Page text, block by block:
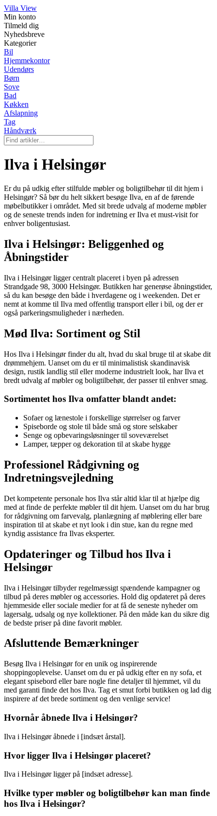
Villa View
Min konto
Tilmeld dig
Nyhedsbreve
Kategorier
Bil
Hjemmekontor
Udendørs
Børn
Sove
Bad
Køkken
Afslapning
Tag
Håndværk
Ilva i Helsingør
Er du på udkig efter stilfulde møbler og boligtilbehør til dit hjem i
Helsingør? Så bør du helt sikkert besøge Ilva, en af de førende
møbelbutikker i området. Med sit brede udvalg af moderne møbler
og de seneste trends inden for indretning er Ilva et must-visit for
enhver boligentusiast.
Ilva i Helsingør: Beliggenhed og
Åbningstider
Ilva i Helsingør ligger centralt placeret i byen på adressen
Strandgade 98, 3000 Helsingør. Butikken har generøse åbningstider,
så du kan besøge den både i hverdagene og i weekenden. Det er
nemt at komme til Ilva med offentlig transport eller i bil, og der er
også parkeringsmuligheder i nærheden.
Mød Ilva: Sortiment og Stil
Hos Ilva i Helsingør finder du alt, hvad du skal bruge til at skabe dit
drømmehjem. Uanset om du er til minimalistisk skandinavisk
design, rustik landlig stil eller moderne industrielt look, har Ilva et
bredt udvalg af møbler og boligtilbehør, der passer til enhver smag.
Sortimentet hos Ilva omfatter blandt andet:
Sofaer og lænestole i forskellige størrelser og farver
Spiseborde og stole til både små og store selskaber
Senge og opbevaringsløsninger til soveværelset
Lamper, tæpper og dekoration til at skabe hygge
Professionel Rådgivning og
Indretningsvejledning
Det kompetente personale hos Ilva står altid klar til at hjælpe dig
med at finde de perfekte møbler til dit hjem. Uanset om du har brug
for rådgivning om farvevalg, planlægning af møblering eller bare
inspiration til at skabe et nyt look i din stue, kan du regne med
kyndig assistance fra Ilvas eksperter.
Opdateringer og Tilbud hos Ilva i
Helsingør
Ilva i Helsingør tilbyder regelmæssigt spændende kampagner og
tilbud på deres møbler og accessories. Hold dig opdateret på deres
hjemmeside eller sociale medier for at få de seneste nyheder om
lagersalg, udsalg og nye kollektioner. På den måde kan du sikre dig
de bedste priser på dine favorit møbler.
Afsluttende Bemærkninger
Besøg Ilva i Helsingør for en unik og inspirerende
shoppingoplevelse. Uanset om du er på udkig efter en ny sofa, et
elegant spisebord eller bare nogle fine detaljer til hjemmet, vil du
med garanti finde det hos Ilva. Tag et smut forbi butikken og lad dig
inspirere af det brede sortiment og den venlige service!
Hvornår åbnede Ilva i Helsingør?
Ilva i Helsingør åbnede i [indsæt årstal].
Hvor ligger Ilva i Helsingør placeret?
Ilva i Helsingør ligger på [indsæt adresse].
Hvilke typer møbler og boligtilbehør kan man finde
hos Ilva i Helsingør?